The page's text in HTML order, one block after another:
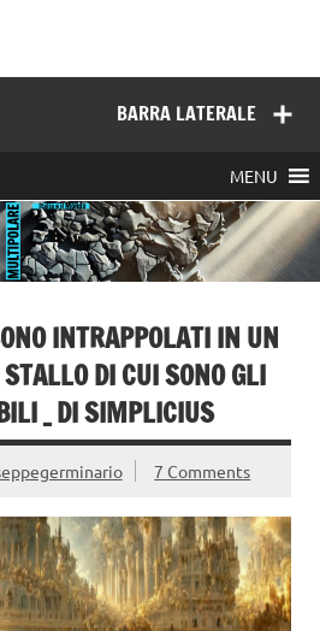
BARRA LATERALE
MENU
INTRAPPOLATI IN UN
DI CUI SONO GLI
_ DI SIMPLICIUS
7 Comments